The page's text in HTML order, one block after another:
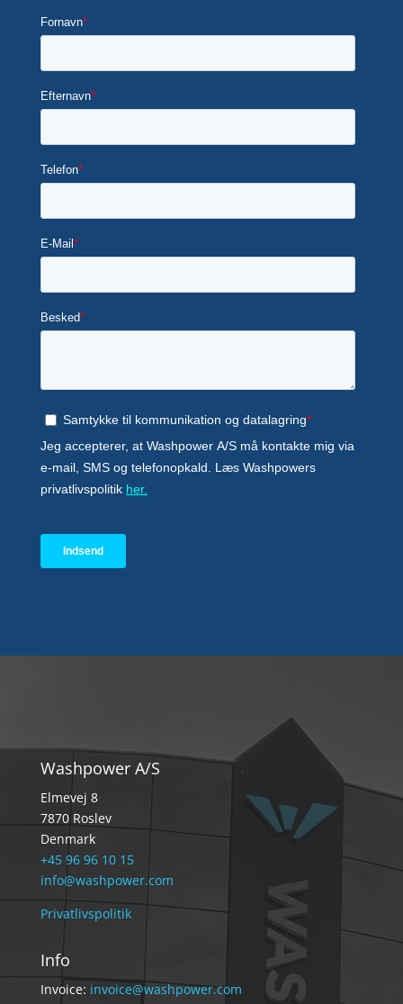
Washpower A/S
Elmevej 8
7870 Roslev
Denmark
+45 96 96 10 15
info@washpower.com
Privatlivspolitik
Info
Invoice: invoice@washpower.com